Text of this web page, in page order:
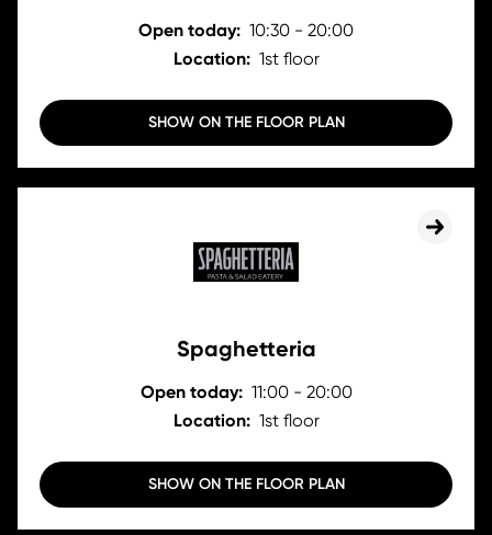
Open today: 10:30 - 20:00
Location: 1st floor
SHOW ON THE FLOOR PLAN
Spaghetteria
Open today: 11:00 - 20:00
Location: 1st floor
SHOW ON THE FLOOR PLAN